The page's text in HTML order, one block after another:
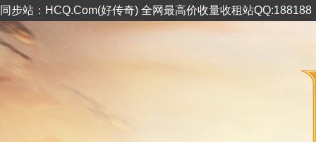
同步站：HCQ.Com(好传奇) 全网最高价收量收租站